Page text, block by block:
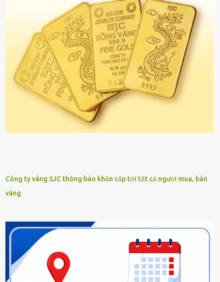
Công ty vàng SJC thông báo khẩn cấp tới tất cả người mua, bán
vàng